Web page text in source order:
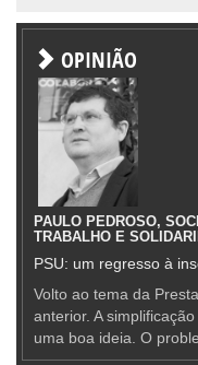
OPINIÃO
PAULO PEDROSO,
TRABALHO E
PSU: um regresso à
Volto ao tema da
anterior. A
uma boa ideia. O